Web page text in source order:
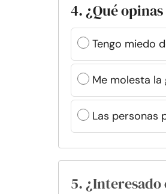
4. ¿Qué
Tengo miedo
Me molesta
Las personas
5.